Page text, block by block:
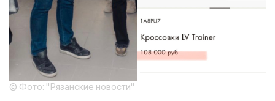
© Фото: "Рязанские новости"